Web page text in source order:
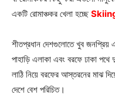
একটি রোমাঞ্চকর খেলা হচ্ছে
শীতপ্রধান দেশগুলোতে খুব
পাহাড়ি এলাকা এবং বরফে ঢাকা পথে
লাঠি নিয়ে বরফের আস্তরনের মাঝ
দেশে বেশ পরিচিত।